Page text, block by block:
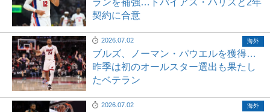
契約に合意
2026.07.02
ブルズ、ノーマン・パウエルを獲得…
昨季は初のオールスター選出も果たし
たベテラン
海外
2026.07.02 海外